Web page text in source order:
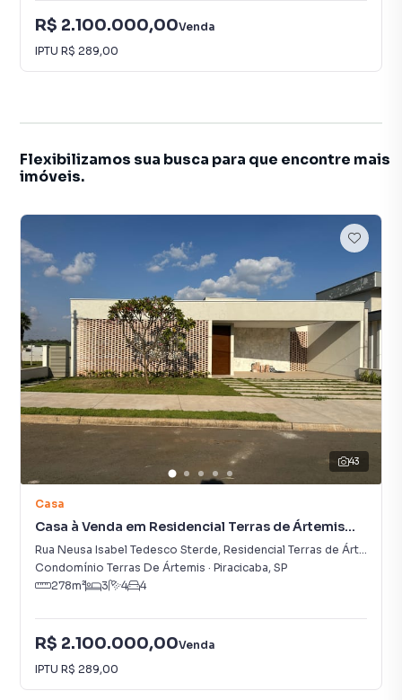
R$ 2.100.000,00Venda
IPTU R$ 289,00
Flexibilizamos sua busca para que encontre mais
imóveis.
43
Casa
Casa à Venda em Residencial Terras de Ártemis
(Ártemis)
Rua Neusa Isabel Tedesco Sterde, Residencial Terras de Ártemis (Ártemis)
Condomínio Terras De Ártemis · Piracicaba, SP
278m² 3 4 4
R$ 2.100.000,00Venda
IPTU R$ 289,00